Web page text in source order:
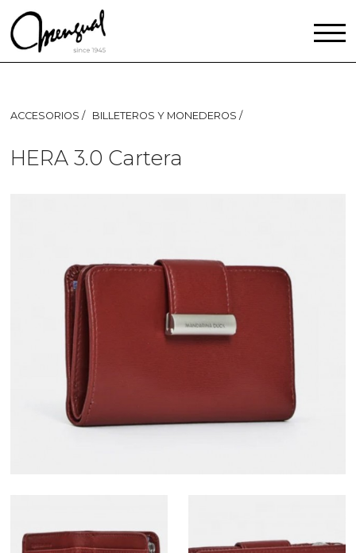
ACCESORIOS BILLETEROS Y MONEDEROS
HERA 3.0 Cartera